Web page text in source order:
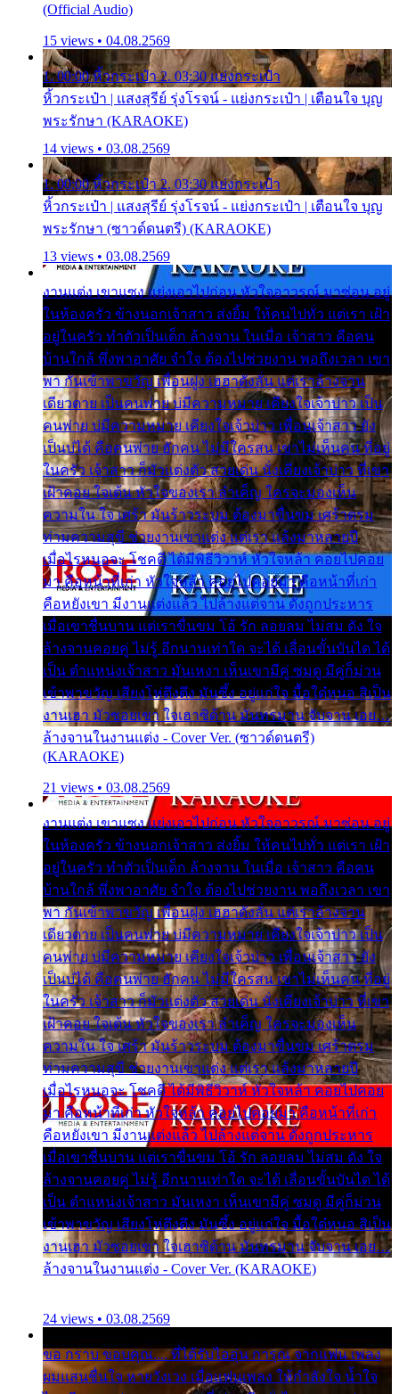
(Official Audio)
15 views • 04.08.2569
1. 00:00 หิ้วกระเป๋า 2. 03:30 แย่งกระเป๋า
หิ้วกระเป๋า | แสงสุรีย์ รุ่งโรจน์ - แย่งกระเป๋า | เตือนใจ บุญ
พระรักษา (KARAOKE)
14 views • 03.08.2569
1. 00:00 หิ้วกระเป๋า 2. 03:30 แย่งกระเป๋า
หิ้วกระเป๋า | แสงสุรีย์ รุ่งโรจน์ - แย่งกระเป๋า | เตือนใจ บุญ
พระรักษา (ซาวด์ดนตรี) (KARAOKE)
13 views • 03.08.2569
งานแต่ง เขาแซง แย่งเอาไปก่อน หัวใจอาวรณ์ มาซ่อน อยู่
ในห้องครัว ข้างนอกเจ้าสาว ส่งยิ้ม ให้คนไปทั่ว แต่เรา เฝ้า
อยู่ในครัว ทำตัวเป็นเด็ก ล้างจาน ในเมื่อ เจ้าสาว คือคน
บ้านใกล้ พึ่งพาอาศัย จำใจ ต้องไปช่วยงาน พอถึงเวลา เขา
พา กันเข้าพาขวัญ เพื่อนฝูง เฮฮาดังลั่น แต่เราล้างจาน
เดียวดาย เป็นคนพ่าย บ่มีความหมาย เคียงใจเจ้าบ่าว เป็น
คนพ่าย บ่มีความหมาย เคียงใจเจ้าบ่าว เพื่อนเจ้าสาว ยัง
เป็นบ่ได้ คือคนพ่าย ฮักคน ไม่มีใครสน เขาไม่เห็นคน ที่อยู่
ในครัว เจ้าสาว ก็มัวแต่งตัว สวยเด่น นั่งเคียงเจ้าบ่าว ที่เขา
เฝ้าคอย ใจเต้น หัวใจของเรา ลำเค็ญ ใครจะมองเห็น
ความใน ใจ เศร้า มันร้าวระบม ต้องมาขื่นขม เศร้าตรม
ท่ามความสุขี ช่วยงานเขาแต่ง แต่เรา แล้งมาหลายปี
เมื่อไรหนอจะ โชคดี ได้มีพิธีวิวาห์ หัวใจหล้า คอยไปคอย
มา คือหน้าที่เก่า หัวใจหล้า คอยไปคอยมา คือหน้าที่เก่า
คือหยังเขา มีงานแต่งแล้ว ไปล้างแต่จาน ดั่งถูกประหาร
เมื่อเขาชื่นบาน แต่เราขื่นขม โอ้ รัก ลอยลม ไม่สม ดัง ใจ
ล้างจานคอยคู่ ไม่รู้ อีกนานเท่าใด จะได้ เลื่อนขั้นบันได ได้
เป็น ตำแหน่งเจ้าสาว มันเหงา เห็นเขามีคู่ ซมดู มีคู่ก็ม่วน
เข้าพาขวัญ เสียงโห่ตึงตึง มันซึ้ง อยู่แก่ใจ มื้อใด๋หนอ สิเป็น
งานเฮา มัวซอยเขา ใจเฮาซิด้าน มันทรมาน จับจาน เอย…
ล้างจานในงานแต่ง - Cover Ver. (ซาวด์ดนตรี)
(KARAOKE)
21 views • 03.08.2569
งานแต่ง เขาแซง แย่งเอาไปก่อน หัวใจอาวรณ์ มาซ่อน อยู่
ในห้องครัว ข้างนอกเจ้าสาว ส่งยิ้ม ให้คนไปทั่ว แต่เรา เฝ้า
อยู่ในครัว ทำตัวเป็นเด็ก ล้างจาน ในเมื่อ เจ้าสาว คือคน
บ้านใกล้ พึ่งพาอาศัย จำใจ ต้องไปช่วยงาน พอถึงเวลา เขา
พา กันเข้าพาขวัญ เพื่อนฝูง เฮฮาดังลั่น แต่เราล้างจาน
เดียวดาย เป็นคนพ่าย บ่มีความหมาย เคียงใจเจ้าบ่าว เป็น
คนพ่าย บ่มีความหมาย เคียงใจเจ้าบ่าว เพื่อนเจ้าสาว ยัง
เป็นบ่ได้ คือคนพ่าย ฮักคน ไม่มีใครสน เขาไม่เห็นคน ที่อยู่
ในครัว เจ้าสาว ก็มัวแต่งตัว สวยเด่น นั่งเคียงเจ้าบ่าว ที่เขา
เฝ้าคอย ใจเต้น หัวใจของเรา ลำเค็ญ ใครจะมองเห็น
ความใน ใจ เศร้า มันร้าวระบม ต้องมาขื่นขม เศร้าตรม
ท่ามความสุขี ช่วยงานเขาแต่ง แต่เรา แล้งมาหลายปี
เมื่อไรหนอจะ โชคดี ได้มีพิธีวิวาห์ หัวใจหล้า คอยไปคอย
มา คือหน้าที่เก่า หัวใจหล้า คอยไปคอยมา คือหน้าที่เก่า
คือหยังเขา มีงานแต่งแล้ว ไปล้างแต่จาน ดั่งถูกประหาร
เมื่อเขาชื่นบาน แต่เราขื่นขม โอ้ รัก ลอยลม ไม่สม ดัง ใจ
ล้างจานคอยคู่ ไม่รู้ อีกนานเท่าใด จะได้ เลื่อนขั้นบันได ได้
เป็น ตำแหน่งเจ้าสาว มันเหงา เห็นเขามีคู่ ซมดู มีคู่ก็ม่วน
เข้าพาขวัญ เสียงโห่ตึงตึง มันซึ้ง อยู่แก่ใจ มื้อใด๋หนอ สิเป็น
งานเฮา มัวซอยเขา ใจเฮาซิด้าน มันทรมาน จับจาน เอย…
ล้างจานในงานแต่ง - Cover Ver. (KARAOKE)
24 views • 03.08.2569
ขอ กราบ ขอบคุณ.... ที่ได้รับไออุ่น การุณ จากแฟน เพลง
ผมแสนชื่นใจ หายวังเวง เมื่อแฟนเพลง ให้กำลังใจ น้ำใจ